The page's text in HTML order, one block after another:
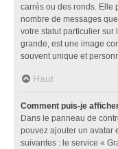
carrés ou des ronds. Elle
nombre de messages
votre statut particulier sur
grande, est une image
souvent unique et
Haut
Comment puis-je
Dans le panneau de
pouvez ajouter un avatar
suivantes : le service «